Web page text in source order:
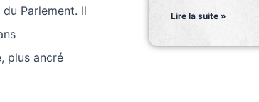
Parlement. Il
plus ancré
Lire la suite »